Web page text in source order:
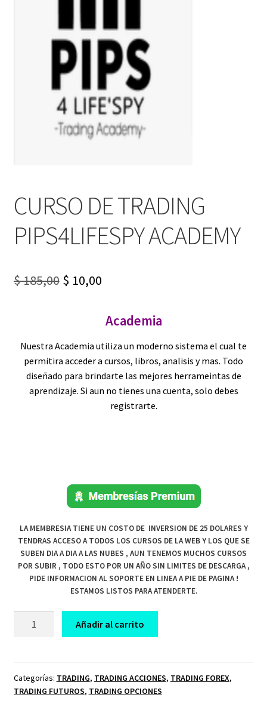
CURSO DE TRADING
PIPS4LIFESPY ACADEMY
$185,00 Original
$ 185,00.
$ 10,00Current
is:
$ 10,00.
Academia
Nuestra Academia utiliza un moderno sistema el cual te
permitira acceder a cursos, libros, analisis y mas. Todo
diseñado para brindarte las mejores herrameintas de
aprendizaje. Si aun no tienes una cuenta, solo debes
registrarte.
LA MEMBRESIA TIENE UN COSTO DE INVERSION DE 25 DOLARES Y
TENDRAS ACCESO A TODOS LOS CURSOS DE LA WEB Y LOS QUE SE
SUBEN DIA A DIA A LAS NUBES , AUN TENEMOS MUCHOS CURSOS
POR SUBIR , TODO ESTO POR UN AÑO SIN LIMITES DE DESCARGA ,
PIDE INFORMACION AL SOPORTE EN LINEA A PIE DE PAGINA !
ESTAMOS LISTOS PARA ATENDERTE.
ACADEMY
cantidad
Añadir al carrito
Categorías: TRADING, TRADING ACCIONES, TRADING FOREX,
TRADING FUTUROS, TRADING OPCIONES